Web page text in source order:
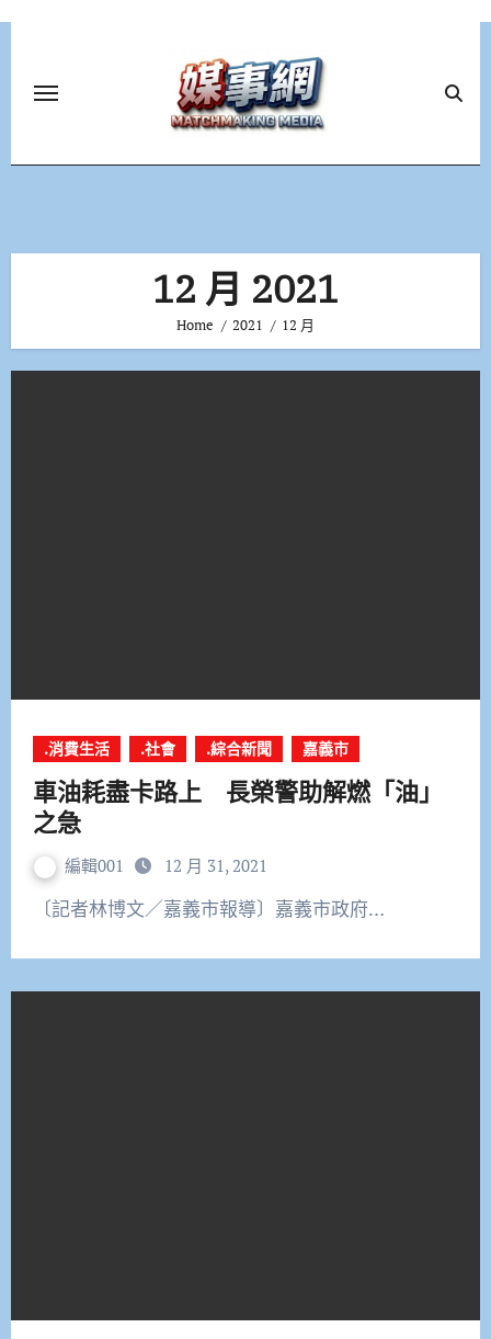
12 月 2021
Home 2021 12 月
.消費生活 .社會 .綜合新聞 嘉義市
車油耗盡卡路上 長榮警助解燃「油」
之急
編輯001 12 月 31, 2021
〔記者林博文／嘉義市報導〕嘉義市政府…